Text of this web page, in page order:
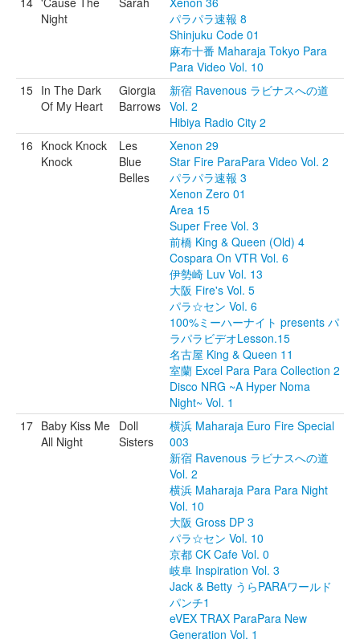
Night
パラパラ速報 8
Shinjuku Code 01
麻布十番 Maharaja Tokyo Para
Para Video Vol. 10
15 In The Dark
Of My Heart
Giorgia
Barrows
新宿 Ravenous ラビナスへの道
Vol. 2
Hibiya Radio City 2
16 Knock Knock
Knock
Les
Blue
Belles
Xenon 29
Star Fire ParaPara Video Vol. 2
パラパラ速報 3
Xenon Zero 01
Area 15
Super Free Vol. 3
前橋 King & Queen (Old) 4
Cospara On VTR Vol. 6
伊勢崎 Luv Vol. 13
大阪 Fire's Vol. 5
パラ☆セン Vol. 6
100%ミーハーナイト presents パ
ラパラビデオLesson.15
名古屋 King & Queen 11
室蘭 Excel Para Para Collection 2
Disco NRG ~A Hyper Noma
Night~ Vol. 1
17 Baby Kiss Me
All Night
Doll
Sisters
横浜 Maharaja Euro Fire Special
003
新宿 Ravenous ラビナスへの道
Vol. 2
横浜 Maharaja Para Para Night
Vol. 10
大阪 Gross DP 3
パラ☆セン Vol. 10
京都 CK Cafe Vol. 0
岐阜 Inspiration Vol. 3
Jack & Betty うらPARAワールド
パンチ1
eVEX TRAX ParaPara New
Generation Vol. 1